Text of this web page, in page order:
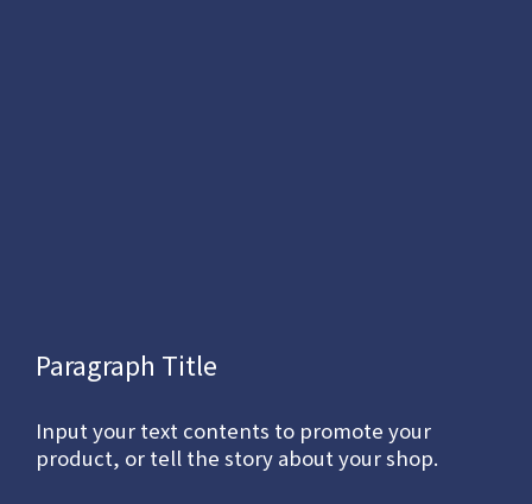
Paragraph Title
Input your text contents to promote your
product, or tell the story about your shop.